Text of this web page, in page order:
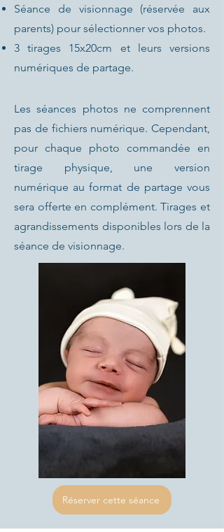
Séance de visionnage (réservée aux
parents) pour sélectionner vos photos.
3 tirages 15x20cm et leurs versions
numériques de partage.
Les séances photos ne comprennent
pas de fichiers numérique. Cependant,
pour chaque photo commandée en
tirage physique, une version
numérique au format de partage vous
sera offerte en complément. Tirages et
agrandissements disponibles lors de la
séance de visionnage.
Réserver cette séance